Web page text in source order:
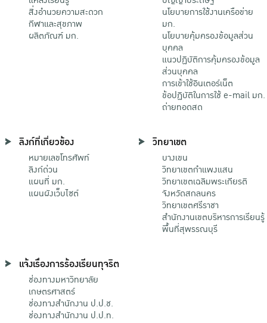
สิ่งอำนวยความสะดวก
กีฬาและสุขภาพ
ผลิตภัณฑ์ มก.
นโยบายการใช้งานเครือข่าย
มก.
นโยบายคุ้มครองข้อมูลส่วน
บุคคล
แนวปฏิบัติการคุ้มครองข้อมูล
ส่วนบุคคล
การเข้าใช้อินเตอร์เน็ต
ข้อปฏิบัติในการใช้ e-mail มก.
ถ่ายทอดสด
ลิงก์ที่เกี่ยวข้อง
หมายเลขโทรศัพท์
ลิงก์ด่วน
แผนที่ มก.
แผนผังเว็บไซต์
วิทยาเขต
บางเขน
วิทยาเขตกําแพงแสน
วิทยาเขตเฉลิมพระเกียรติ
จังหวัดสกลนคร
วิทยาเขตศรีราชา
สำนักงานเขตบริหารการเรียนรู้
พื้นที่สุพรรณบุรี
แจ้งเรื่องการร้องเรียนทุจริต
ช่องทางมหาวิทยาลัย
เกษตรศาสตร์
ช่องทางสำนักงาน ป.ป.ช.
ช่องทางสำนักงาน ป.ป.ท.